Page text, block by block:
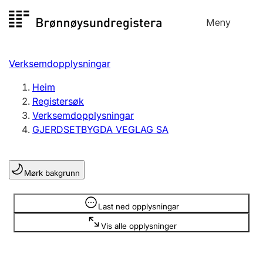
til
Meny
Registersøk
Aksjeselskap
Enkeltpersonføretak
Registrere, endre, slette
Lag og foreining
Registrere, endre, slette
Verksemdopplysningar
Heim
Registersøk
Verksemdopplysningar
GJERDSETBYGDA VEGLAG SA
Mørk bakgrunn
Last ned opplysningar
Vis alle opplysninger
Opplysninger er skjult